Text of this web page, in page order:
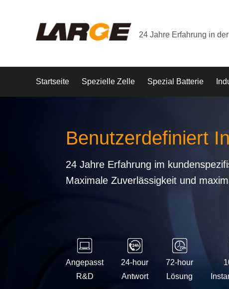
24 Jahre Erfahrung in
Startseite Spezielle Zelle Spezial Batterie
Benutzerdefiniert
24 Jahre Erfahrung im
Maximale Zuverlässigkeit und
Angepasst
R&D
24-hour
Antwort
72-hour
Lösung